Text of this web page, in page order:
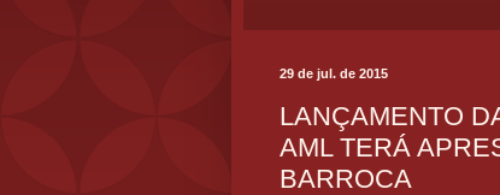
29 de jul. de 2015
LANÇAMENTO
AML TERÁ
BARROCA